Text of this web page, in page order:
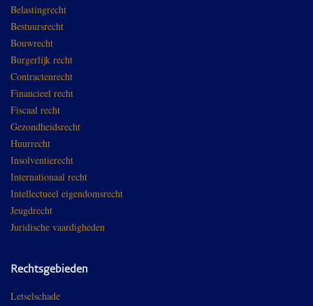
Belastingrecht
Bestuursrecht
Bouwrecht
Burgerlijk recht
Contractenrecht
Financieel recht
Fiscaal recht
Gezondheidsrecht
Huurrecht
Insolventierecht
Internationaal recht
Intellectueel eigendomsrecht
Jeugdrecht
Juridische vaardigheden
Rechtsgebieden
Letselschade